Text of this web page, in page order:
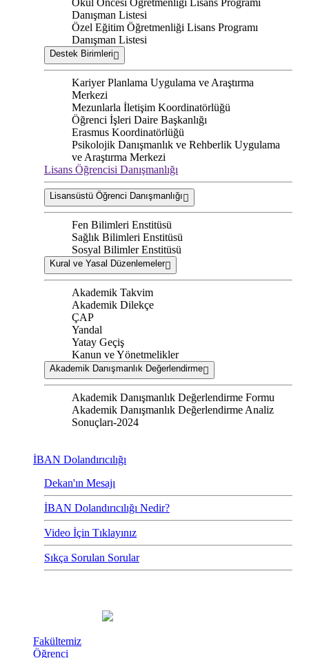
Okul Öncesi Öğretmenliği Lisans Programı
Danışman Listesi
Özel Eğitim Öğretmenliği Lisans Programı
Danışman Listesi
Destek Birimleri
Kariyer Planlama Uygulama ve Araştırma
Merkezi
Mezunlarla İletişim Koordinatörlüğü
Öğrenci İşleri Daire Başkanlığı
Erasmus Koordinatörlüğü
Psikolojik Danışmanlık ve Rehberlik Uygulama
ve Araştırma Merkezi
Lisans Öğrencisi Danışmanlığı
Lisansüstü Öğrenci Danışmanlığı
Fen Bilimleri Enstitüsü
Sağlık Bilimleri Enstitüsü
Sosyal Bilimler Enstitüsü
Kural ve Yasal Düzenlemeler
Akademik Takvim
Akademik Dilekçe
ÇAP
Yandal
Yatay Geçiş
Kanun ve Yönetmelikler
Akademik Danışmanlık Değerlendirme
Akademik Danışmanlık Değerlendirme Formu
Akademik Danışmanlık Değerlendirme Analiz
Sonuçları-2024
İBAN Dolandırıcılığı
Dekan'ın Mesajı
İBAN Dolandırıcılığı Nedir?
Video İçin Tıklayınız
Sıkça Sorulan Sorular
Fakültemiz
Öğrenci